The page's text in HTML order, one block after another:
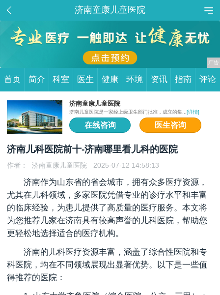
济南童康儿童医院
首页 简介 科室 医生 健康 环境 资讯 指南 评论
济南童康儿童医院
济南儿童医院是一家经上级卫生部门批准，成立的集... [详情]
在线咨询 医生咨询
济南儿科医院前十-济南哪里看儿科的医院
作者： 济南童康儿童医院 2025-07-12 14:58:13
济南作为山东省的省会城市，拥有众多医疗资源，
尤其在儿科领域，多家医院凭借专业的诊疗水平和丰富
的临床经验，为患儿提供了高质量的医疗服务。本文将
为您推荐几家在济南具有较高声誉的儿科医院，帮助您
更轻松地选择适合的医疗机构。
济南的儿科医疗资源丰富，涵盖了综合性医院和专
科医院，均在不同领域展现出显著优势。以下是一些值
得推荐的医院：